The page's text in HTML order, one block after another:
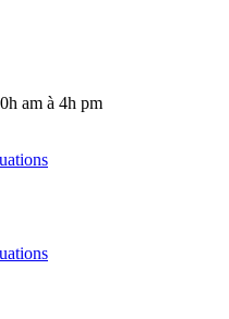
am à 4h pm